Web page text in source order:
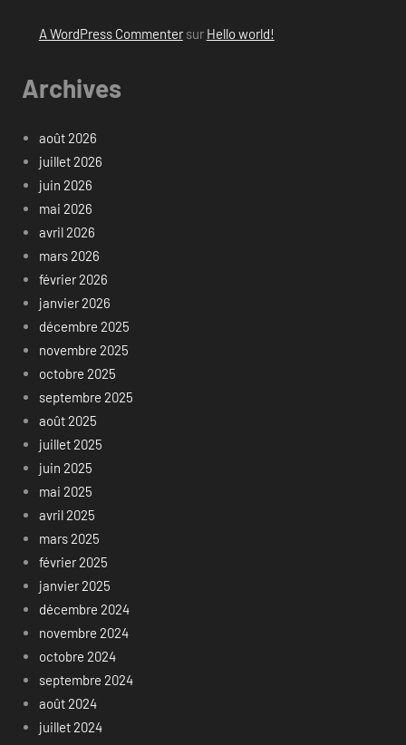
A WordPress Commentersur Hello world!
Archives
août 2026
juillet 2026
juin 2026
mai 2026
avril 2026
mars 2026
février 2026
janvier 2026
décembre 2025
novembre 2025
octobre 2025
septembre 2025
août 2025
juillet 2025
juin 2025
mai 2025
avril 2025
mars 2025
février 2025
janvier 2025
décembre 2024
novembre 2024
octobre 2024
septembre 2024
août 2024
juillet 2024